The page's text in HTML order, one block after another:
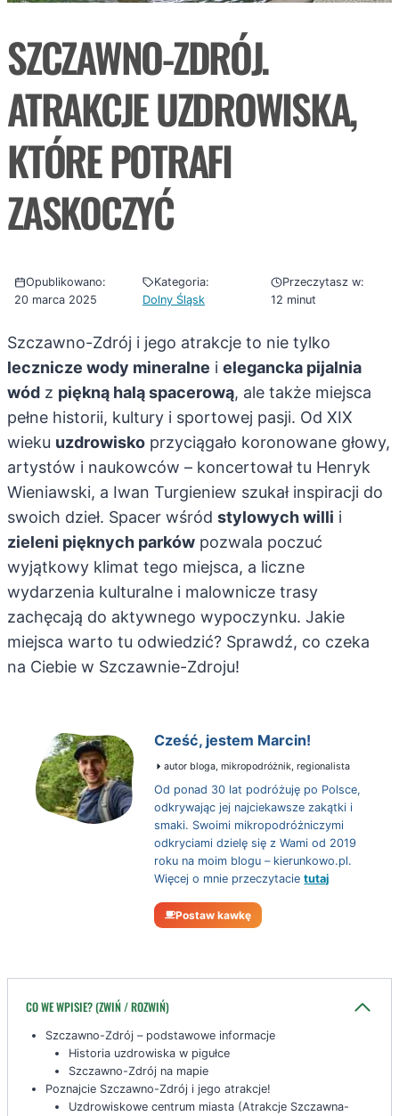
SZCZAWNO-ZDRÓJ.
ATRAKCJE UZDROWISKA,
KTÓRE POTRAFI
ZASKOCZYĆ
Opublikowano:
20 marca 2025
Kategoria:
Dolny Śląsk
Przeczytasz w:
12 minut
Szczawno-Zdrój i jego atrakcje to nie tylko
lecznicze wody mineralne i elegancka pijalnia
wód z piękną halą spacerową, ale także miejsca
pełne historii, kultury i sportowej pasji. Od XIX
wieku uzdrowisko przyciągało koronowane głowy,
artystów i naukowców – koncertował tu Henryk
Wieniawski, a Iwan Turgieniew szukał inspiracji do
swoich dzieł. Spacer wśród stylowych willi i
zieleni pięknych parków pozwala poczuć
wyjątkowy klimat tego miejsca, a liczne
wydarzenia kulturalne i malownicze trasy
zachęcają do aktywnego wypoczynku. Jakie
miejsca warto tu odwiedzić? Sprawdź, co czeka
na Ciebie w Szczawnie-Zdroju!
Cześć, jestem Marcin!
autor bloga, mikropodróżnik, regionalista
Od ponad 30 lat podróżuję po Polsce,
odkrywając jej najciekawsze zakątki i
smaki. Swoimi mikropodróżniczymi
odkryciami dzielę się z Wami od 2019
roku na moim blogu – kierunkowo.pl.
Więcej o mnie przeczytacietutaj
Postaw kawkę
CO WE WPISIE? (ZWIŃ / ROZWIŃ)
Szczawno-Zdrój – podstawowe informacje
Historia uzdrowiska w pigułce
Szczawno-Zdrój na mapie
Poznajcie Szczawno-Zdrój i jego atrakcje!
Uzdrowiskowe centrum miasta (Atrakcje Szczawna-